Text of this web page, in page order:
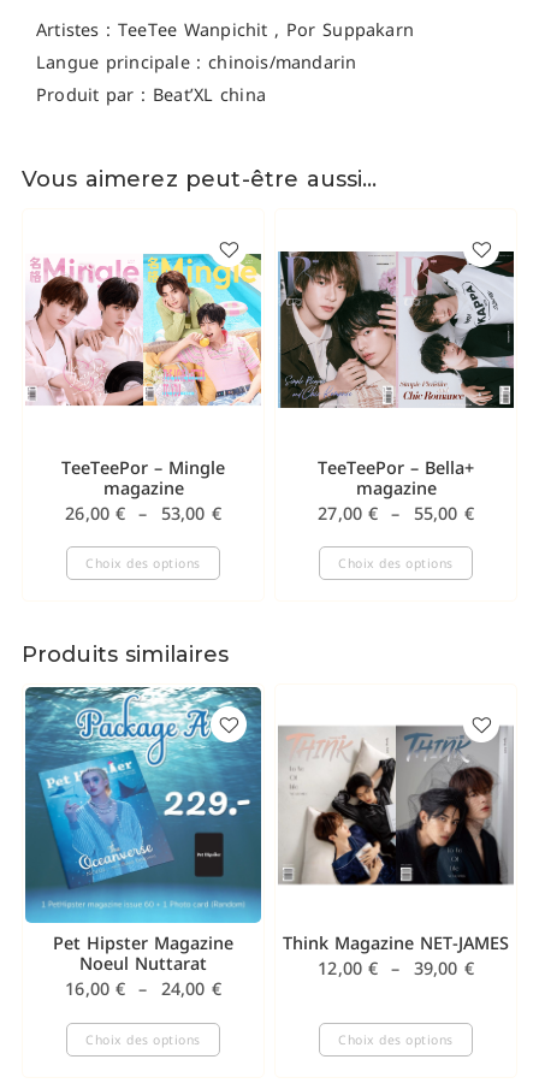
Artistes : TeeTee Wanpichit , Por Suppakarn
Langue principale : chinois/mandarin
Produit par : Beat’XL china
Vous aimerez peut-être aussi…
TeeTeePor – Mingle
magazine
26,00€ – 53,00 €
Choix des options
TeeTeePor – Bella+
magazine
27,00€ – 55,00 €
Choix des options
Produits similaires
Pet Hipster Magazine
Noeul Nuttarat
16,00€ – 24,00 €
Choix des options
Think Magazine NET-JAMES
12,00€ – 39,00 €
Choix des options